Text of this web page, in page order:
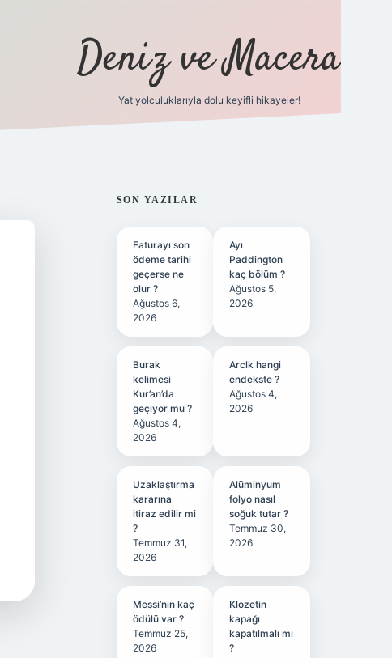
Deniz ve Macera
Yat yolculuklarıyla dolu keyifli hikayeler!
SIDEBAR
SON YAZILAR
Faturayı son
ödeme tarihi
geçerse ne
olur ?
Ağustos 6,
2026
Ayı
Paddington
kaç bölüm ?
Ağustos 5,
2026
Burak
kelimesi
Kur’an’da
geçiyor mu ?
Ağustos 4,
2026
Arclk hangi
endekste ?
Ağustos 4,
2026
Uzaklaştırma
kararına
itiraz edilir mi
?
Temmuz 31,
2026
Alüminyum
folyo nasıl
soğuk tutar ?
Temmuz 30,
2026
Messi’nin kaç
ödülü var ?
Temmuz 25,
2026
Klozetin
kapağı
kapatılmalı mı
?